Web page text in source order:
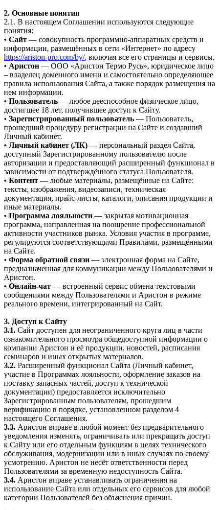
2. Основные понятия
2.1. В настоящем Соглашении используются следующие
понятия:
• Сайт — совокупность программно-аппаратных средств и
информации, размещённых в сети «Интернет» по адресу
https://ariston-pro.com/by/, включая все его страницы и сервисы.
• Аристон — ООО «Аристон Термо Русь», юридическое лицо
– владелец доменного имени и самостоятельно определяющее
правила использования Сайта, а также порядок размещения на
нем информации.
• Пользователь — любое дееспособное физическое лицо,
достигшее 18 лет, получившее доступ к Сайту.
• Зарегистрированный пользователь — Пользователь,
прошедший процедуру регистрации на Сайте и создавший
Личный кабинет.
• Личный кабинет (ЛК) — персональный раздел Сайта,
доступный Зарегистрированному пользователю после
авторизации и предоставляющий расширенный функционал в
зависимости от подтверждённого статуса Пользователя.
• Контент — любые материалы, размещённые на Сайте:
тексты, изображения, видеозаписи, техническая
документация, прайс-листы, каталоги, описания продукции и
иные материалы.
• Программа лояльности — закрытая мотивационная
программа, направленная на поощрение профессиональной
активности участников рынка. Условия участия в программе,
регулируются соответствующими Правилами, размещёнными
на Сайте.
• Форма обратной связи — электронная форма на Сайте,
предназначенная для коммуникации между Пользователями и
Аристон.
• Онлайн-чат — встроенный сервис обмена текстовыми
сообщениями между Пользователями и Аристон в режиме
реального времени, интегрированный на Сайт.
3. Доступ к Сайту
3.1. Сайт доступен для неограниченного круга лиц в части
ознакомительного просмотра общедоступной информации о
компании Аристон и её продукции, новостей, расписания
семинаров и иных открытых материалов.
3.2. Расширенный функционал Сайта (Личный кабинет,
участие в Программах лояльности, оформление заказов на
поставку запасных частей, доступ к технической
документации) предоставляется исключительно
Зарегистрированным пользователям, прошедшим
верификацию в порядке, установленном разделом 4
настоящего Соглашения.
3.3. Аристон вправе в любой момент без предварительного
уведомления изменять, ограничивать или прекращать доступ
к Сайту или его отдельным функциям в целях технического
обслуживания, модернизации или в иных случаях по своему
усмотрению. Аристон не несёт ответственности перед
Пользователями за временную недоступность Сайта.
3.4. Аристон вправе устанавливать ограничения на
использование Сайта или отдельных его сервисов для любой
категории Пользователей без объяснения причин.